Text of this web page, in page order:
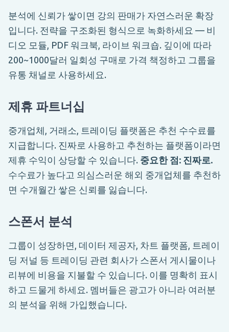
분석에 신뢰가 쌓이면 강의 판매가 자연스러운 확장
입니다. 전략을 구조화된 형식으로 녹화하세요 — 비
디오 모듈, PDF 워크북, 라이브 워크숍. 깊이에 따라
200~1000달러 일회성 구매로 가격 책정하고 그룹을
유통 채널로 사용하세요.
제휴 파트너십
중개업체, 거래소, 트레이딩 플랫폼은 추천 수수료를
지급합니다. 진짜로 사용하고 추천하는 플랫폼이라면
제휴 수익이 상당할 수 있습니다. 중요한 점: 진짜로.
수수료가 높다고 의심스러운 해외 중개업체를 추천하
면 수개월간 쌓은 신뢰를 잃습니다.
스폰서 분석
그룹이 성장하면, 데이터 제공자, 차트 플랫폼, 트레이
딩 저널 등 트레이딩 관련 회사가 스폰서 게시물이나
리뷰에 비용을 지불할 수 있습니다. 이를 명확히 표시
하고 드물게 하세요. 멤버들은 광고가 아니라 여러분
의 분석을 위해 가입했습니다.